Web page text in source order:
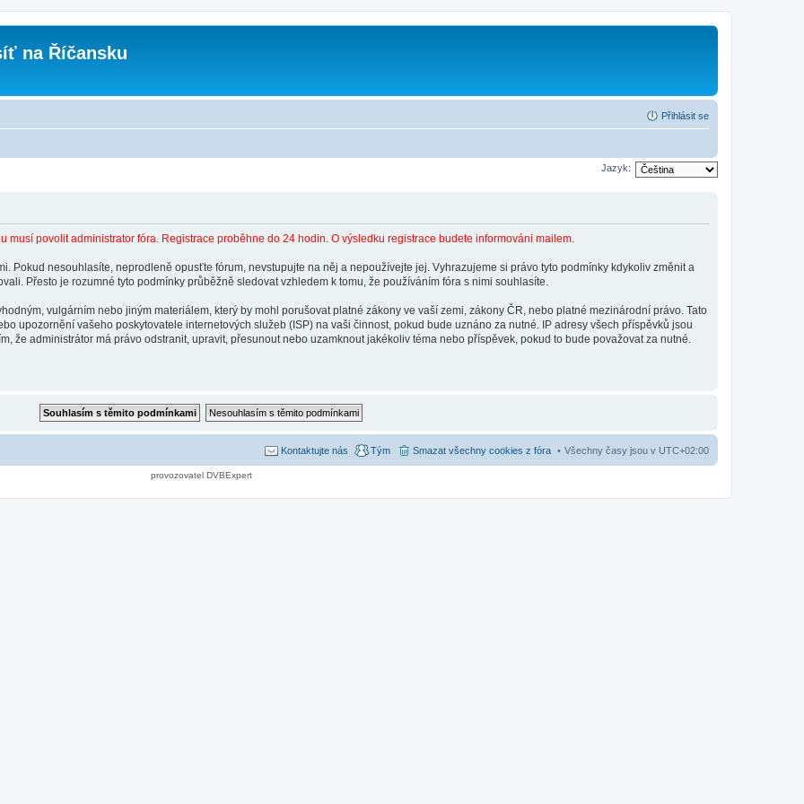
na Říčansku
Přihlásit se
Jazyk:
musí povolit administrator fóra. Registrace proběhne do 24 hodin. O výsledku registrace budete informováni mailem.
Pokud nesouhlasíte, neprodleně opusťte fórum, nevstupujte na něj a nepoužívejte jej. Vyhrazujeme si právo tyto podmínky kdykoliv změnit a
Přesto je rozumné tyto podmínky průběžně sledovat vzhledem k tomu, že používáním fóra s nimi souhlasíte.
vulgárním nebo jiným materiálem, který by mohl porušovat platné zákony ve vaší zemi, zákony ČR, nebo platné mezinárodní právo. Tato
upozornění vašeho poskytovatele internetových služeb (ISP) na vaši činnost, pokud bude uznáno za nutné. IP adresy všech příspěvků jsou
že administrátor má právo odstranit, upravit, přesunout nebo uzamknout jakékoliv téma nebo příspěvek, pokud to bude považovat za nutné.
Všechny časy jsou v UTC+02:00
Smazat všechny cookies z fóra
Tým
Kontaktujte nás
provozovatel DVBExpert